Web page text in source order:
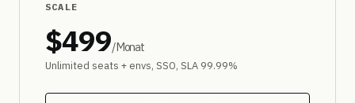
SCALE
$499/Monat
Unlimited seats + envs, SSO, SLA 99.99%